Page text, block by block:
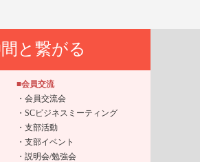
と繋がる
■会員交流
会員交流会
SCビジネスミーティング
支部活動
支部イベント
説明会/勉強会